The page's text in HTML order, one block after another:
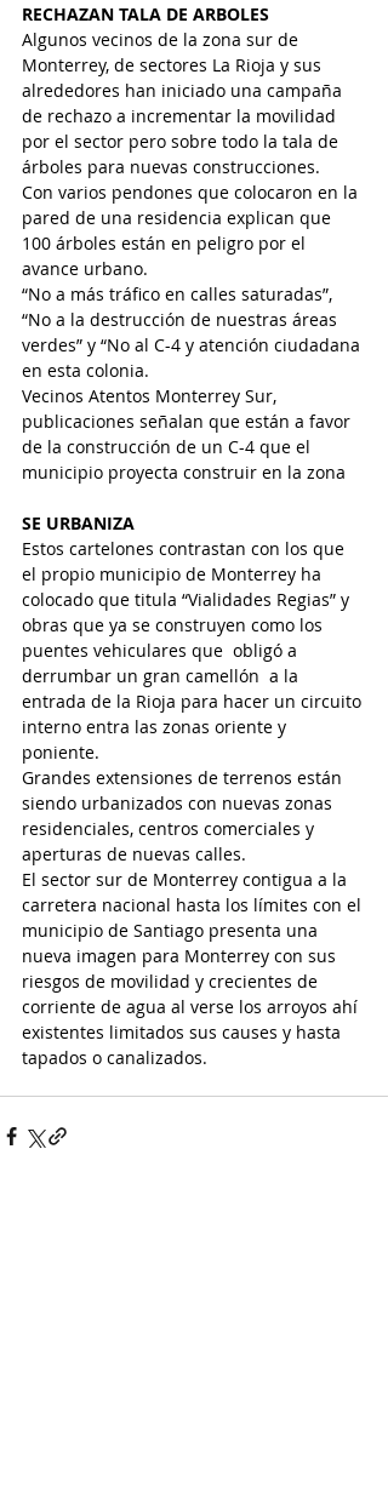
RECHAZAN TALA DE ARBOLES
Algunos vecinos de la zona sur de
Monterrey, de sectores La Rioja y sus
alrededores han iniciado una campaña
de rechazo a incrementar la movilidad
por el sector pero sobre todo la tala de
árboles para nuevas construcciones.
Con varios pendones que colocaron en la
pared de una residencia explican que
100 árboles están en peligro por el
avance urbano.
“No a más tráfico en calles saturadas”,
“No a la destrucción de nuestras áreas
verdes” y “No al C-4 y atención ciudadana
en esta colonia.
Vecinos Atentos Monterrey Sur,
publicaciones señalan que están a favor
de la construcción de un C-4 que el
municipio proyecta construir en la zona
SE URBANIZA
Estos cartelones contrastan con los que
el propio municipio de Monterrey ha
colocado que titula “Vialidades Regias” y
obras que ya se construyen como los
puentes vehiculares que  obligó a
derrumbar un gran camellón  a la
entrada de la Rioja para hacer un circuito
interno entra las zonas oriente y
poniente.
Grandes extensiones de terrenos están
siendo urbanizados con nuevas zonas
residenciales, centros comerciales y
aperturas de nuevas calles.
El sector sur de Monterrey contigua a la
carretera nacional hasta los límites con el
municipio de Santiago presenta una
nueva imagen para Monterrey con sus
riesgos de movilidad y crecientes de
corriente de agua al verse los arroyos ahí
existentes limitados sus causes y hasta
tapados o canalizados.